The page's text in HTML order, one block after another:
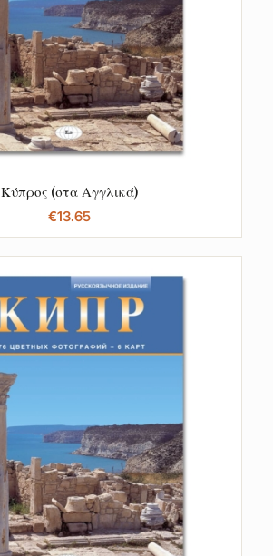
Κύπρος (στα Αγγλικά)
€13.65